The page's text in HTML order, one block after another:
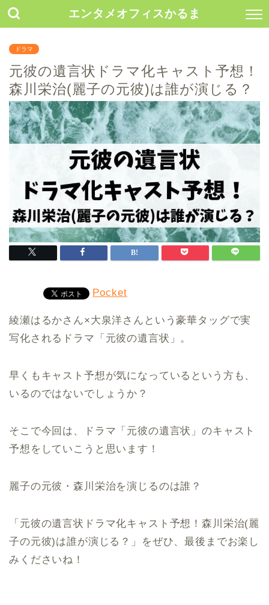
エンタメオフィスかるま
ドラマ
元彼の遺言状ドラマ化キャスト予想！
森川栄治(麗子の元彼)は誰が演じる？
Pocket
綾瀬はるかさん×大泉洋さんという豪華タッグで実
写化されるドラマ「元彼の遺言状」。
早くもキャスト予想が気になっているという方も、
いるのではないでしょうか？
そこで今回は、ドラマ「元彼の遺言状」のキャスト
予想をしていこうと思います！
麗子の元彼・森川栄治を演じるのは誰？
「元彼の遺言状ドラマ化キャスト予想！森川栄治(麗
子の元彼)は誰が演じる？」をぜひ、最後までお楽し
みくださいね！